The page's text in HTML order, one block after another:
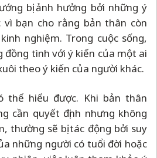
bị ảnh hưởng bởi những ý
vì bạn cho rằng bản thân còn
nghiệm. Trong cuộc sống,
đồng tình với ý kiến của một ai
theo ý kiến của người khác.
thể hiểu được. Khi bản thân
cần quyết định nhưng không
thường sẽ bị tác động bởi suy
những người có tuổi đời hoặc